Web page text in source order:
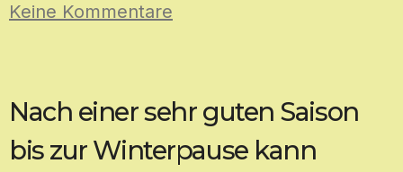
Keine Kommentare
Nach einer sehr guten Saison
bis zur Winterpause kann